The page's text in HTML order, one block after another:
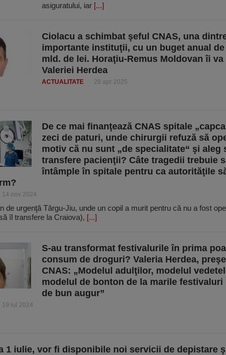
asiguratului, iar [...]
Ciolacu a schimbat şeful CNAS, una
importante instituţii, cu un buget anual de
mld. de lei. Horaţiu-Remus Moldovan îi va
Valeriei Herdea
ACTUALITATE 28 apr 2025
De ce mai finanţează CNAS spitale
zeci de paturi, unde chirurgii refuză să
motiv că nu sunt „de specialitate“ şi aleg
transfere pacienţii? Câte tragedii trebuie
întâmple în spitale pentru ca autorităţile
14 nov 2024
de urgenţă Târgu-Jiu, unde un copil a murit pentru că nu a fost
îl transfere la Craiova), [...]
S-au transformat festivalurile în prima
consum de droguri? Valeria Herdea,
CNAS: „Modelul adulţilor, modelul
modelul de bonton de la marile festivaluri
de bun augur”
19 iul 2024
1 iulie, vor fi disponibile noi servicii de depistare